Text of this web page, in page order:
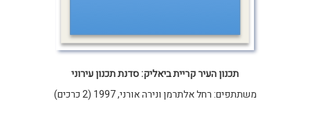
תכנון העיר קריית ביאליק: סדנת תכנון עירוני
משתתפים: רחל אלתרמן ונירה אורני, 1997 (2 כרכים)